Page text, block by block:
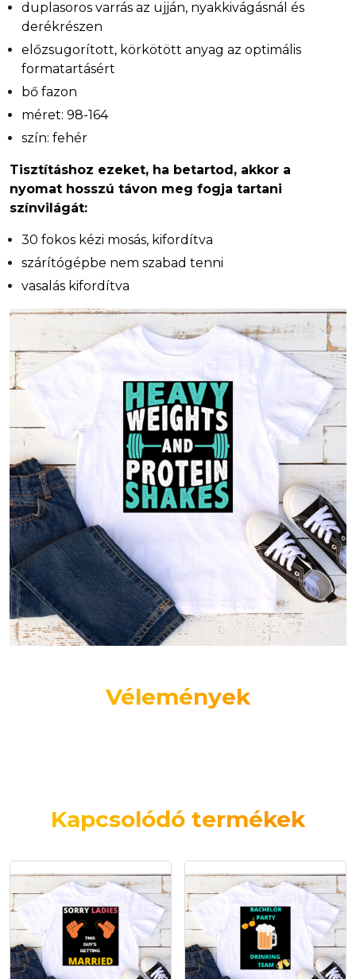
duplasoros varrás az ujján, nyakkivágásnál és
derékrészen
előzsugorított, körkötött anyag az optimális
formatartásért
bő fazon
méret: 98-164
szín: fehér
Tisztításhoz ezeket, ha betartod, akkor a
nyomat hosszú távon meg fogja tartani
színvilágát:
30 fokos kézi mosás, kifordítva
szárítógépbe nem szabad tenni
vasalás kifordítva
Vélemények
Kapcsolódó termékek